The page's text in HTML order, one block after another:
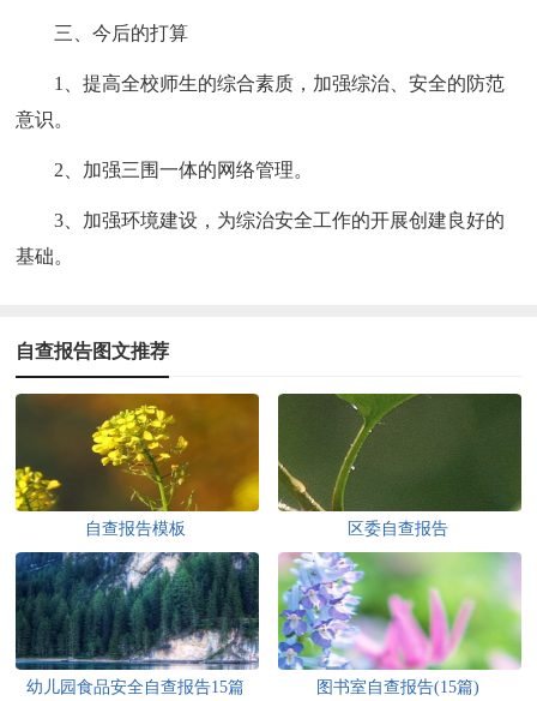
三、今后的打算
1、提高全校师生的综合素质，加强综治、安全的防范
意识。
2、加强三围一体的网络管理。
3、加强环境建设，为综治安全工作的开展创建良好的
基础。
自查报告图文推荐
自查报告模板 区委自查报告
幼儿园食品安全自查报告15篇 图书室自查报告(15篇)